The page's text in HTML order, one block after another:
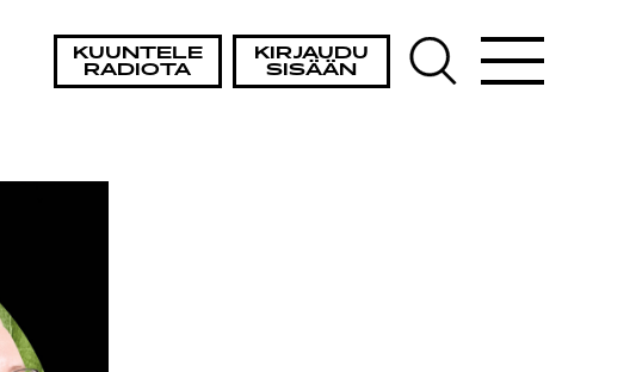
KUUNTELE
RADIOTA
KIRJAUDU
SISÄÄN